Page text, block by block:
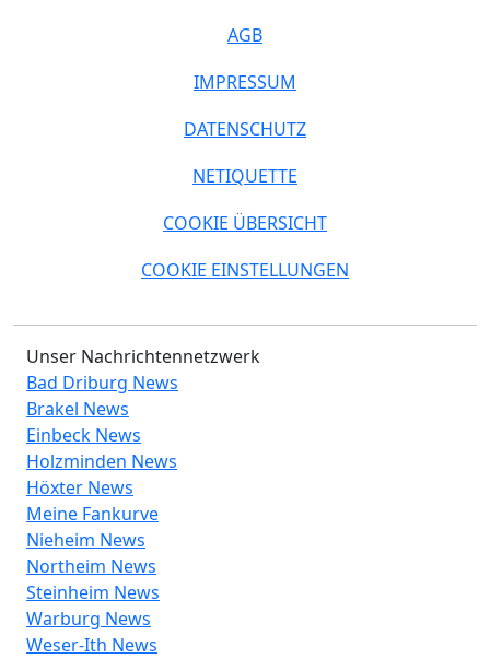
AGB
IMPRESSUM
DATENSCHUTZ
NETIQUETTE
COOKIE ÜBERSICHT
COOKIE EINSTELLUNGEN
Unser Nachrichtennetzwerk
Bad Driburg News
Brakel News
Einbeck News
Holzminden News
Höxter News
Meine Fankurve
Nieheim News
Northeim News
Steinheim News
Warburg News
Weser-Ith News